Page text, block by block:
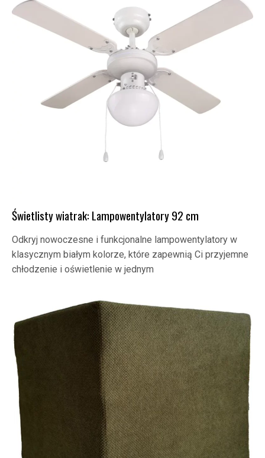
Świetlisty wiatrak: Lampowentylatory 92 cm
Odkryj nowoczesne i funkcjonalne lampowentylatory w
klasycznym białym kolorze, które zapewnią Ci przyjemne
chłodzenie i oświetlenie w jednym